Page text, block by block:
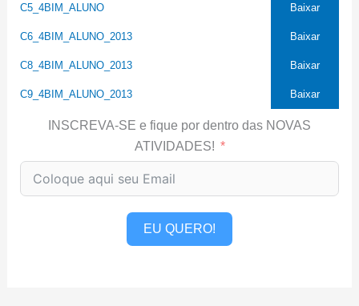
C5_4BIM_ALUNO Baixar
C6_4BIM_ALUNO_2013 Baixar
C8_4BIM_ALUNO_2013 Baixar
C9_4BIM_ALUNO_2013 Baixar
INSCREVA-SE e fique por dentro das NOVAS
ATIVIDADES!
EU QUERO!